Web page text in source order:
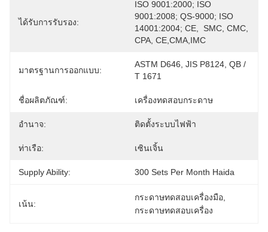
ได้รับการรับรอง:
ISO 9001:2000; ISO
9001:2008; QS-9000; ISO
14001:2004; CE,  SMC, CMC,
CPA, CE,CMA,IMC
มาตรฐานการออกแบบ:
ASTM D646, JIS P8124, QB /
T 1671
ชื่อผลิตภัณฑ์: เครื่องทดสอบกระดาษ
อำนาจ: ติดตั้งระบบไฟฟ้า
ท่าเรือ: เซินเจิ้น
Supply Ability: 300 Sets Per Month Haida
เน้น:
กระดาษทดสอบเครื่องมือ
กระดาษทดสอบเครื่อง